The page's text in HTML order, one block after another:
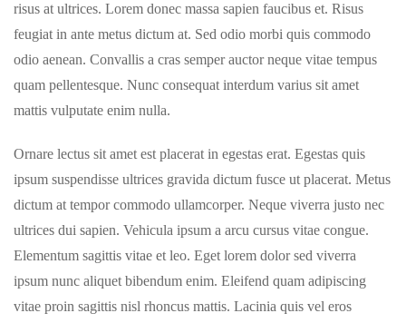
risus at ultrices. Lorem donec massa sapien faucibus et. Risus
feugiat in ante metus dictum at. Sed odio morbi quis commodo
odio aenean. Convallis a cras semper auctor neque vitae tempus
quam pellentesque. Nunc consequat interdum varius sit amet
mattis vulputate enim nulla.
Ornare lectus sit amet est placerat in egestas erat. Egestas quis
ipsum suspendisse ultrices gravida dictum fusce ut placerat. Metus
dictum at tempor commodo ullamcorper. Neque viverra justo nec
ultrices dui sapien. Vehicula ipsum a arcu cursus vitae congue.
Elementum sagittis vitae et leo. Eget lorem dolor sed viverra
ipsum nunc aliquet bibendum enim. Eleifend quam adipiscing
vitae proin sagittis nisl rhoncus mattis. Lacinia quis vel eros